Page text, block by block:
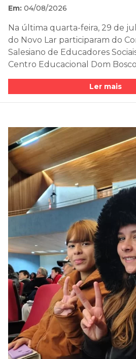
Em: 04/08/2026
Na última quarta-feira, 29 de
do Novo Lar participaram do
Salesiano de Educadores
Centro Educacional Dom
Ler mais